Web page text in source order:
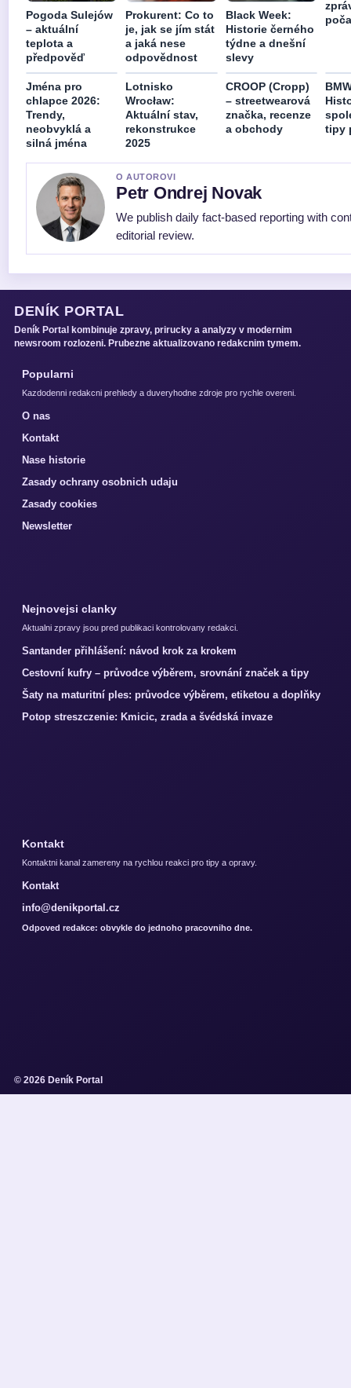
Pogoda Sulejów
– aktuální
teplota a
předpověď
Prokurent: Co to
je, jak se jím stát
a jaká nese
odpovědnost
Black Week:
Historie černého
týdne a dnešní
slevy
Jména pro
chlapce 2026:
Trendy,
neobvyklá a
silná jména
Lotnisko
Wrocław:
Aktuální stav,
rekonstrukce
2025
CROOP (Cropp)
– streetwearová
značka, recenze
a obchody
tipy
O AUTOROVI
Petr Ondrej Novak
We publish daily fact-based reporting with
editorial review.
DENÍK PORTAL
Deník Portal kombinuje zpravy, prirucky a analyzy v modernim
newsroom rozlozeni. Prubezne aktualizovano redakcnim tymem.
Popularni
Kazdodenni redakcni prehledy a duveryhodne zdroje pro rychle overeni.
O nas
Kontakt
Nase historie
Zasady ochrany osobnich udaju
Zasady cookies
Newsletter
Nejnovejsi clanky
Aktualni zpravy jsou pred publikaci kontrolovany redakci.
Santander přihlášení: návod krok za krokem
Cestovní kufry – průvodce výběrem, srovnání značek a tipy
Šaty na maturitní ples: průvodce výběrem, etiketou a doplňky
Potop streszczenie: Kmicic, zrada a švédská invaze
Kontakt
Kontaktni kanal zamereny na rychlou reakci pro tipy a opravy.
Kontakt
info@denikportal.cz
Odpoved redakce: obvykle do jednoho pracovniho dne.
© 2026 Deník Portal